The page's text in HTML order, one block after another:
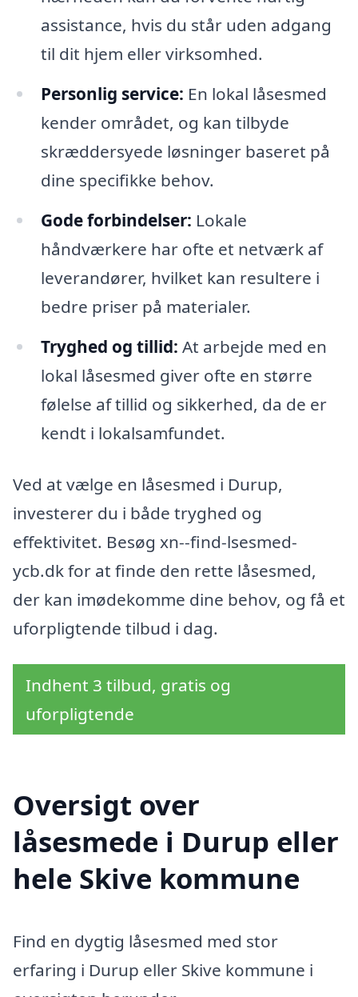
assistance, hvis du står uden adgang
til dit hjem eller virksomhed.
Personlig service: En lokal låsesmed
kender området, og kan tilbyde
skræddersyede løsninger baseret på
dine specifikke behov.
Gode forbindelser: Lokale
håndværkere har ofte et netværk af
leverandører, hvilket kan resultere i
bedre priser på materialer.
Tryghed og tillid: At arbejde med en
lokal låsesmed giver ofte en større
følelse af tillid og sikkerhed, da de er
kendt i lokalsamfundet.
Ved at vælge en låsesmed i Durup,
investerer du i både tryghed og
effektivitet. Besøg xn--find-lsesmed-
ycb.dk for at finde den rette låsesmed,
der kan imødekomme dine behov, og få et
uforpligtende tilbud i dag.
Indhent 3 tilbud, gratis og
uforpligtende
Oversigt over
låsesmede i Durup eller
hele Skive kommune
Find en dygtig låsesmed med stor
erfaring i Durup eller Skive kommune i